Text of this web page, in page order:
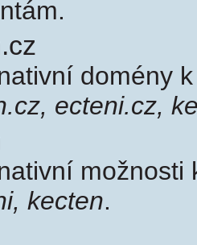
domény
ecteni.cz,
kecten.